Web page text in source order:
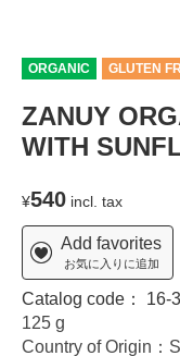
ORGANIC GLUTEN
ZANUY
WITH
¥540 incl. tax
Add favorites
お気に入りに追加
Catalog code： 16-
125 g
Country of Origin：